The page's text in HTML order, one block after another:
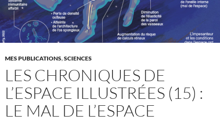
MES PUBLICATIONS,SCIENCES
LES CHRONIQUES DE
L’ESPACE ILLUSTRÉES (15) :
LE MAL DE L’ESPACE